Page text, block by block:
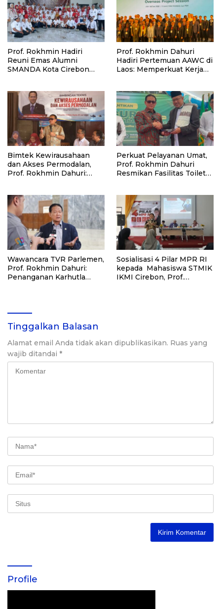
Prof. Rokhmin Hadiri
Reuni Emas Alumni
SMANDA Kota Cirebon
Prof. Rokhmin Dahuri
Hadiri Pertemuan AAWC di
Laos: Memperkuat Kerja
Bimtek Kewirausahaan
dan Akses Permodalan,
Prof. Rokhmin Dahuri:
Benar-benar
Meningkatkan
Kesejahteraan Nelayan
Perkuat Pelayanan Umat,
Prof. Rokhmin Dahuri
Resmikan Fasilitas Toilet
Wawancara TVR Parlemen,
Prof. Rokhmin Dahuri:
Penanganan Karhutla
Sosialisasi 4 Pilar MPR RI
kepada Mahasiswa STMIK
IKMI Cirebon, Prof.
Tinggalkan Balasan
Alamat email Anda tidak akan dipublikasikan. Ruas yang
wajib ditandai *
Profile